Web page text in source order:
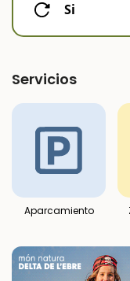
Si
Servicios
Aparcamiento